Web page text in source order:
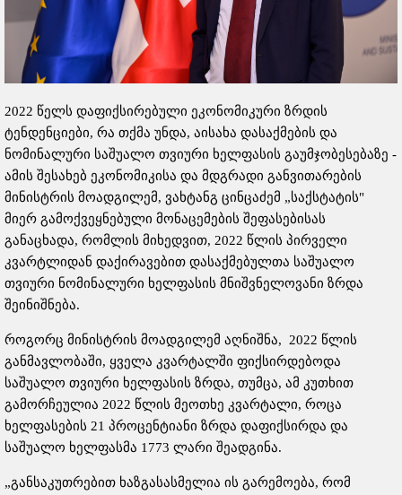
2022 წელს დაფიქსირებული ეკონომიკური ზრდის
ტენდენციები, რა თქმა უნდა, აისახა დასაქმების და
ნომინალური საშუალო თვიური ხელფასის გაუმჯობესებაზე -
ამის შესახებ ეკონომიკისა და მდგრადი განვითარების
მინისტრის მოადგილემ, ვახტანგ ცინცაძემ „საქსტატის"
მიერ გამოქვეყნებული მონაცემების შეფასებისას
განაცხადა, რომლის მიხედვით, 2022 წლის პირველი
კვარტლიდან დაქირავებით დასაქმებულთა საშუალო
თვიური ნომინალური ხელფასის მნიშვნელოვანი ზრდა
შეინიშნება.
როგორც მინისტრის მოადგილემ აღნიშნა, 2022 წლის
განმავლობაში, ყველა კვარტალში ფიქსირდებოდა
საშუალო თვიური ხელფასის ზრდა, თუმცა, ამ კუთხით
გამორჩეულია 2022 წლის მეოთხე კვარტალი, როცა
ხელფასების 21 პროცენტიანი ზრდა დაფიქსირდა და
საშუალო ხელფასმა 1773 ლარი შეადგინა.
„განსაკუთრებით ხაზგასასმელია ის გარემოება, რომ